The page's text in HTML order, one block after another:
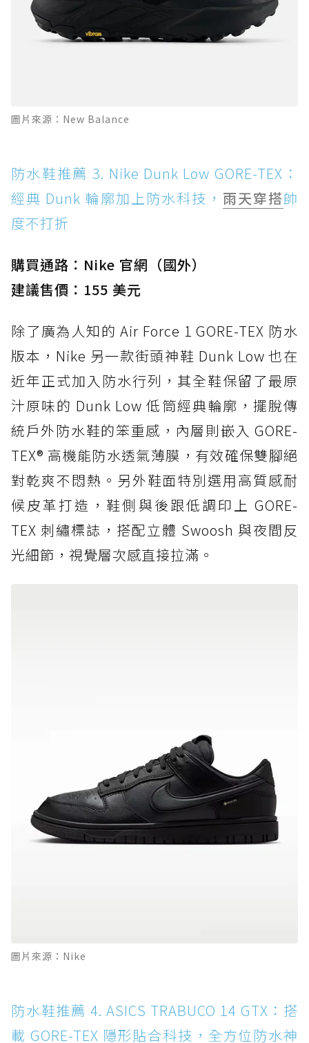
圖片來源：New Balance
防水鞋推薦 3. Nike Dunk Low GORE-TEX：
經典 Dunk 輪廓加上防水科技， 雨天穿搭帥
度不打折
購買通路：Nike 官網（國外）
建議售價：155 美元
除了廣為人知的 Air Force 1 GORE-TEX 防水
版本，Nike 另一款街頭神鞋 Dunk Low 也在
近年正式加入防水行列，其全鞋保留了最原
汁原味的 Dunk Low 低筒經典輪廓，擺脫傳
統戶外防水鞋的笨重感，內層則嵌入 GORE-
TEX® 高機能防水透氣薄膜，有效確保雙腳絕
對乾爽不悶熱。另外鞋面特別選用高質感耐
候皮革打造，鞋側與後跟低調印上 GORE-
TEX 刺繡標誌，搭配立體 Swoosh 與夜間反
光細節，視覺層次感直接拉滿。
圖片來源：Nike
防水鞋推薦 4. ASICS TRABUCO 14 GTX：搭
載 GORE-TEX 隱形貼合科技，全方位防水神